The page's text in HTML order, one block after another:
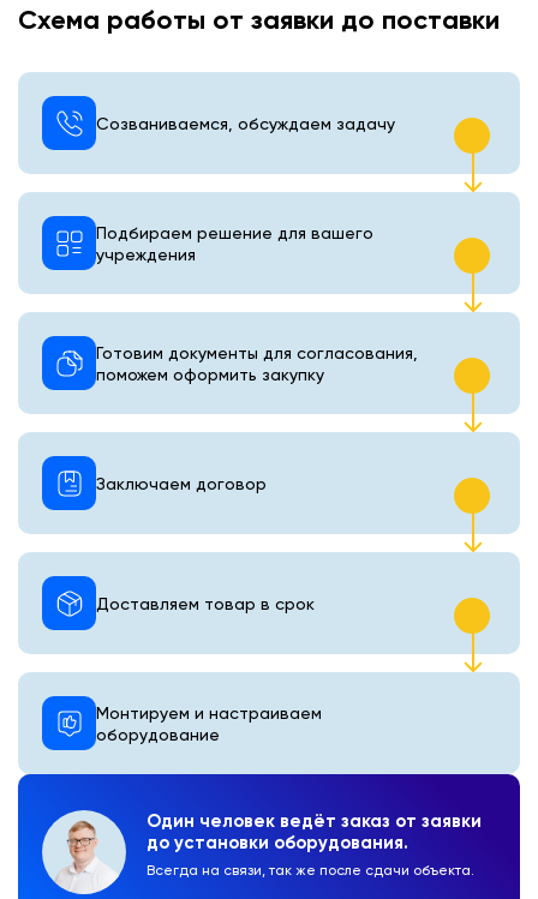
Схема работы от заявки до поставки
Один человек ведёт заказ от заявки
до установки оборудования.
Всегда на связи, так же после сдачи объекта.
Созваниваемся, обсуждаем задачу
Подбираем решение для вашего
учреждения
Готовим документы для согласования,
поможем оформить закупку
Монтируем и настраиваем
оборудование
Доставляем товар в срок
Заключаем договор